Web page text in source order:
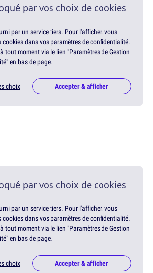
par vos choix de cookies
par un service tiers. Pour l'afficher, vous
cookies dans vos paramètres de confidentialité.
tout moment via le lien "Paramètres de Gestion
en bas de page.
choix Accepter & afficher
par vos choix de cookies
par un service tiers. Pour l'afficher, vous
cookies dans vos paramètres de confidentialité.
tout moment via le lien "Paramètres de Gestion
en bas de page.
choix Accepter & afficher